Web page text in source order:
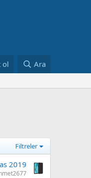
ol Ara
Filtreler
2019